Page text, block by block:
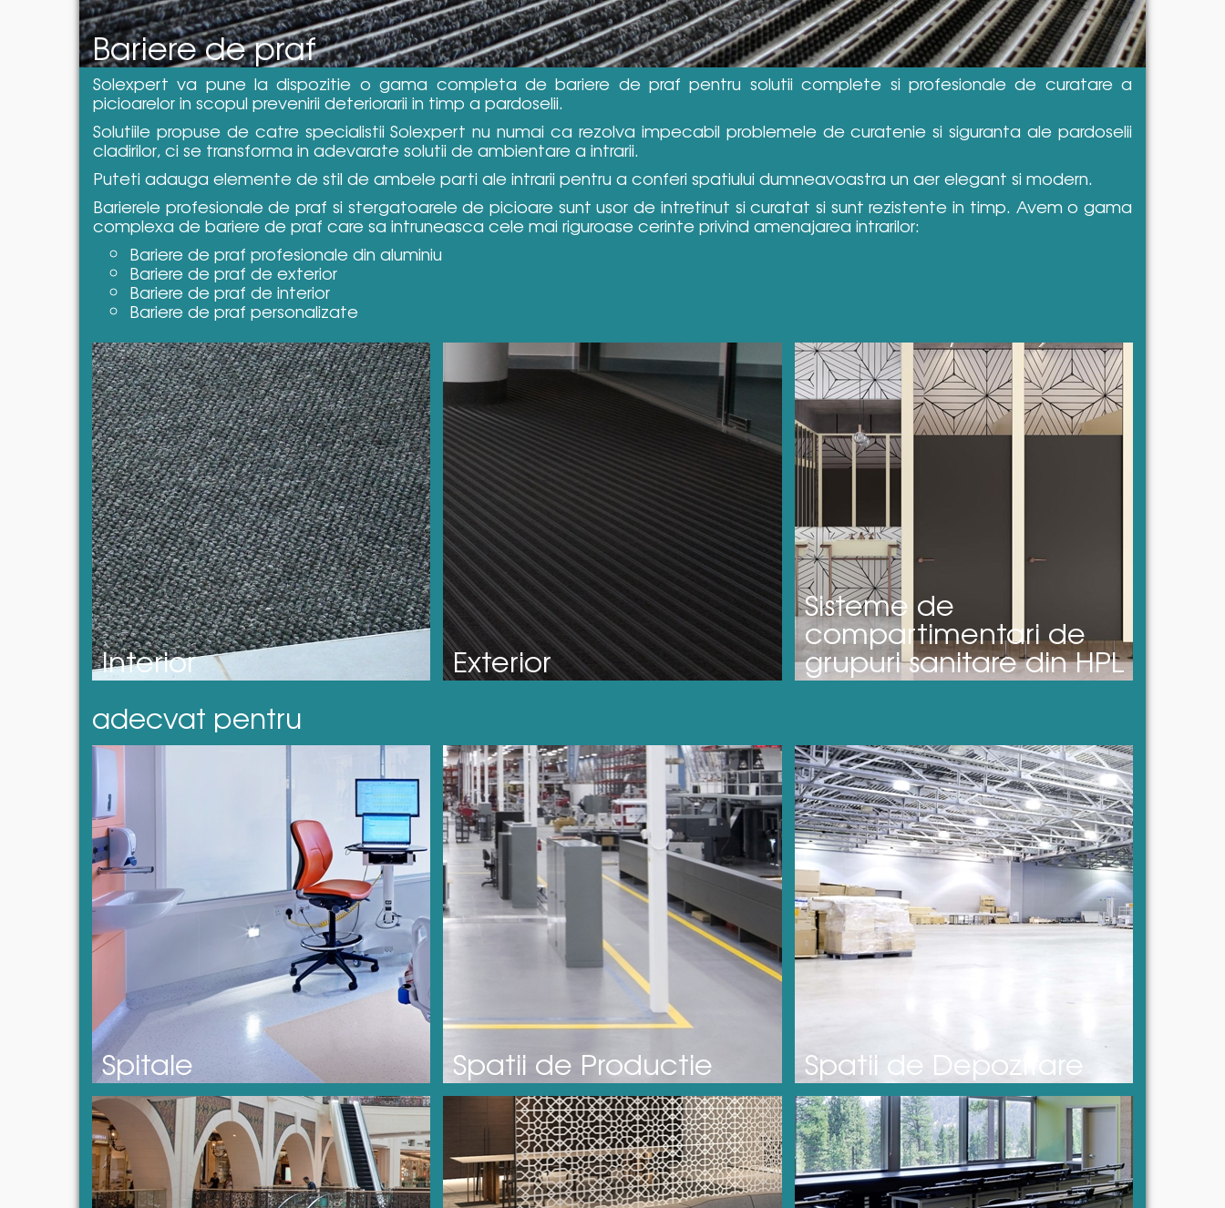
Bariere de praf
Solexpert va pune la dispozitie o gama completa de bariere de praf pentru solutii complete si profesionale de curatare a
picioarelor in scopul prevenirii deteriorarii in timp a pardoselii.
Solutiile propuse de catre specialistii Solexpert nu numai ca rezolva impecabil problemele de curatenie si siguranta ale pardoselii
cladirilor, ci se transforma in adevarate solutii de ambientare a intrarii.
Puteti adauga elemente de stil de ambele parti ale intrarii pentru a conferi spatiului dumneavoastra un aer elegant si modern.
Barierele profesionale de praf si stergatoarele de picioare sunt usor de intretinut si curatat si sunt rezistente in timp. Avem o gama
complexa de bariere de praf care sa intruneasca cele mai riguroase cerinte privind amenajarea intrarilor:
Bariere de praf profesionale din aluminiu
Bariere de praf de exterior
Bariere de praf de interior
Bariere de praf personalizate
Interior Exterior
Sisteme de
compartimentari de
grupuri sanitare din HPL
adecvat pentru
Spitale Spatii de Productie Spatii de Depozitare